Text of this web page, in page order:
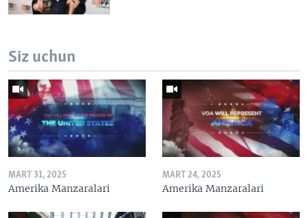
Siz uchun
MART 31, 2025
Amerika Manzaralari
MART 24, 2025
Amerika Manzaralari